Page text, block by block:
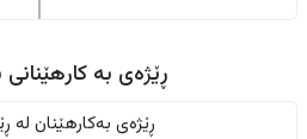
ڕێژەى به
ڕێژەى بەکارهێنان له